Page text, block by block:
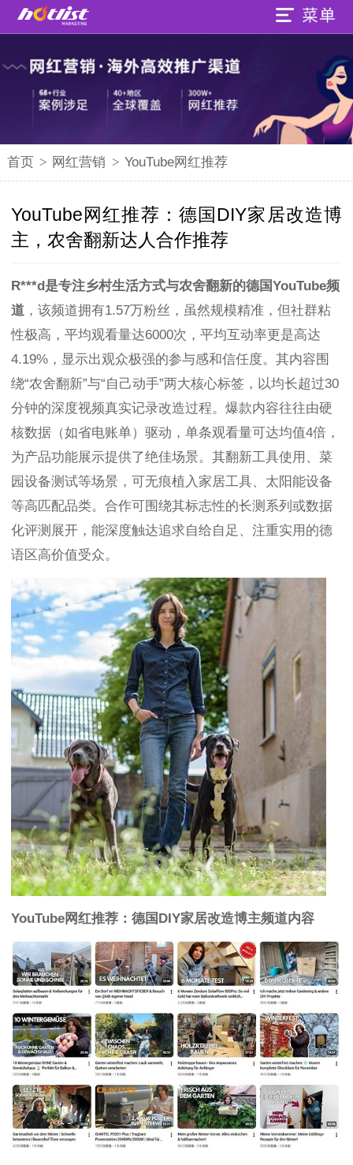
首页 > 网红营销 > YouTube网红推荐
YouTube网红推荐：德国DIY家居改造博
主，农舍翻新达人合作推荐
R***d是专注乡村生活方式与农舍翻新的德国YouTube频
道 ，该频道拥有1.57万粉丝，虽然规模精准，但社群粘
性极高，平均观看量达6000次，平均互动率更是高达
4.19%，显示出观众极强的参与感和信任度。其内容围
绕“农舍翻新”与“自己动手”两大核心标签，以均长超过30
分钟的深度视频真实记录改造过程。爆款内容往往由硬
核数据（如省电账单）驱动，单条观看量可达均值4倍，
为产品功能展示提供了绝佳场景。其翻新工具使用、菜
园设备测试等场景，可无痕植入家居工具、太阳能设备
等高匹配品类。合作可围绕其标志性的长测系列或数据
化评测展开，能深度触达追求自给自足、注重实用的德
语区高价值受众。
YouTube网红推荐：德国DIY家居改造博主频道内容